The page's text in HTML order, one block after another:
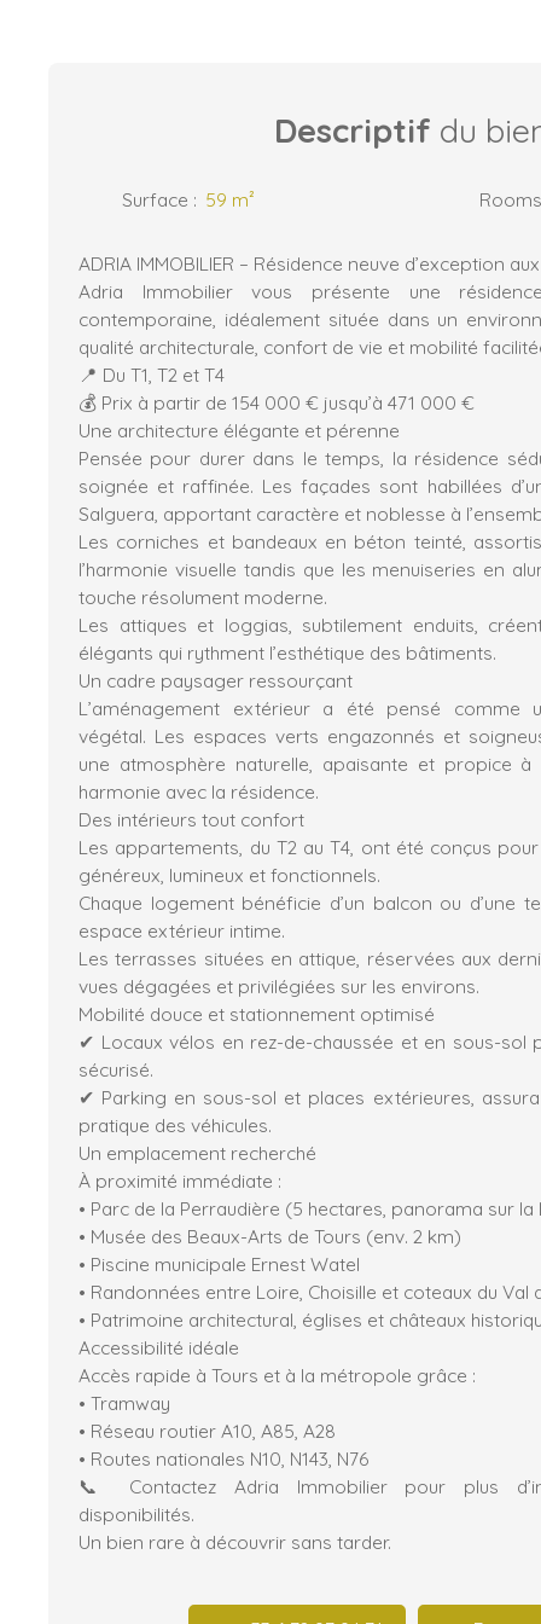
Descriptif du
Surface : 59 m² Rooms
ADRIA IMMOBILIER – Résidence neuve d’exception
Adria Immobilier vous présente une
contemporaine, idéalement située dans un
qualité architecturale, confort de vie et mobilité
📍 Du T1, T2 et T4
💰 Prix à partir de 154 000 € jusqu’à 471 000 €
Une architecture élégante et pérenne
Pensée pour durer dans le temps, la résidence
soignée et raffinée. Les façades sont habillées
Salguera, apportant caractère et noblesse à
Les corniches et bandeaux en béton teinté,
l’harmonie visuelle tandis que les menuiseries en
touche résolument moderne.
Les attiques et loggias, subtilement enduits,
élégants qui rythment l’esthétique des bâtiments.
Un cadre paysager ressourçant
L’aménagement extérieur a été pensé comme
végétal. Les espaces verts engazonnés et
une atmosphère naturelle, apaisante et propice
harmonie avec la résidence.
Des intérieurs tout confort
Les appartements, du T2 au T4, ont été conçus
généreux, lumineux et fonctionnels.
Chaque logement bénéficie d’un balcon ou d’une
espace extérieur intime.
Les terrasses situées en attique, réservées aux
vues dégagées et privilégiées sur les environs.
Mobilité douce et stationnement optimisé
✔ Locaux vélos en rez-de-chaussée et en sous-sol
sécurisé.
✔ Parking en sous-sol et places extérieures,
pratique des véhicules.
Un emplacement recherché
À proximité immédiate :
• Parc de la Perraudière (5 hectares, panorama sur la
• Musée des Beaux-Arts de Tours (env. 2 km)
• Piscine municipale Ernest Watel
• Randonnées entre Loire, Choisille et coteaux du Val
• Patrimoine architectural, églises et châteaux
Accessibilité idéale
Accès rapide à Tours et à la métropole grâce :
• Tramway
• Réseau routier A10, A85, A28
• Routes nationales N10, N143, N76
📞 Contactez Adria Immobilier pour plus
disponibilités.
Un bien rare à découvrir sans tarder.